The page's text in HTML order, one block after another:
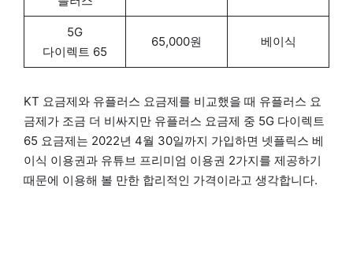
5G
다이렉트 65
65,000원 베이식
KT 요금제와 유플러스 요금제를 비교했을 때 유플러스 요
금제가 조금 더 비싸지만 유플러스 요금제 중 5G 다이렉트
65 요금제는 2022년 4월 30일까지 가입하면 넷플릭스 베
이식 이용권과 유튜브 프리미엄 이용권 2가지를 제공하기
때문에 이용해 볼 만한 합리적인 가격이라고 생각합니다.